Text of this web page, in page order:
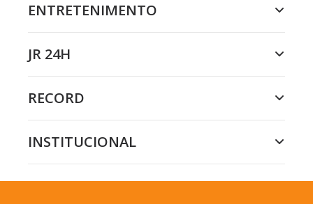
ENTRETENIMENTO
JR 24H
RECORD
INSTITUCIONAL